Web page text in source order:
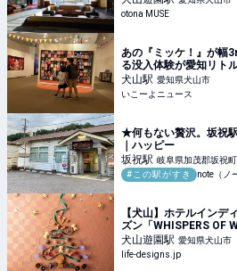
otona MUSE
あの『ミッケ！』が幅
る没入体験が愛知リト
犬山駅 愛知県犬山市
いこーよニュース
★何もない贅沢。坂祝
｜ハッピー
坂祝駅 岐阜県加茂郡坂祝町
#この駅がすき
note（ノ
【犬山】ホテルインデ
ズン「WHISPERS OF
CHRISTMAS」｜犬山
（スイーツ）｜Life
東海の暮らしのウェブ
犬山遊園駅 愛知県犬山市
life-designs.jp